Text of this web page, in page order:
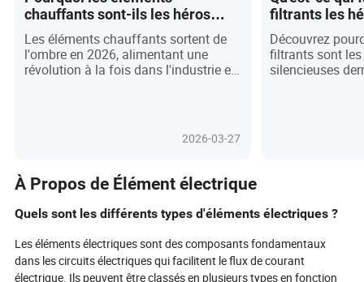
chauffants sont-ils les héros
méconnus de l'industrie
moderne et de la vie quotidienne
?
Les éléments chauffants sortent de
l'ombre en 2026, alimentant une
révolution à la fois dans l'industrie et
composants autrefois négligés sont
stimulant l'automatisation, la
durabilité et l'innovation produit.
Découvrez comment les éléments
chauffants personnalisables et
connectés à l'IoT transforment tout,
des appareils de cuisine à
l'aérospatiale, tandis que des
2026-03-27
filtrants les
l'industrie
Découvrez
filtrants sont
silencieuses
opérationnelle
réglementaire.
font face à des
poussée vers
À Propos de Élément électrique
Quels sont les différents types d'éléments électriques ?
Les éléments électriques sont des composants fondamentaux
dans les circuits électriques qui facilitent le flux de courant
électrique. Ils peuvent être classés en plusieurs types en fonction